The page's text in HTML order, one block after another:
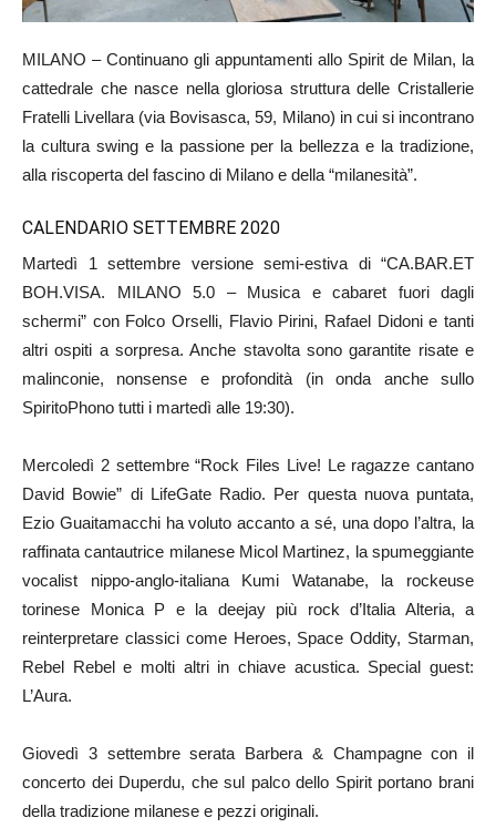
MILANO – Continuano gli appuntamenti allo Spirit de Milan, la
cattedrale che nasce nella gloriosa struttura delle Cristallerie
Fratelli Livellara (via Bovisasca, 59, Milano) in cui si incontrano
la cultura swing e la passione per la bellezza e la tradizione,
alla riscoperta del fascino di Milano e della “milanesità”.
CALENDARIO SETTEMBRE 2020
Martedì 1 settembre versione semi-estiva di “CA.BAR.ET
BOH.VISA. MILANO 5.0 – Musica e cabaret fuori dagli
schermi” con Folco Orselli, Flavio Pirini, Rafael Didoni e tanti
altri ospiti a sorpresa. Anche stavolta sono garantite risate e
malinconie, nonsense e profondità (in onda anche sullo
SpiritoPhono tutti i martedì alle 19:30).
Mercoledì 2 settembre “Rock Files Live! Le ragazze cantano
David Bowie” di LifeGate Radio. Per questa nuova puntata,
Ezio Guaitamacchi ha voluto accanto a sé, una dopo l’altra, la
raffinata cantautrice milanese Micol Martinez, la spumeggiante
vocalist nippo-anglo-italiana Kumi Watanabe, la rockeuse
torinese Monica P e la deejay più rock d’Italia Alteria, a
reinterpretare classici come Heroes, Space Oddity, Starman,
Rebel Rebel e molti altri in chiave acustica. Special guest:
L’Aura.
Giovedì 3 settembre serata Barbera & Champagne con il
concerto dei Duperdu, che sul palco dello Spirit portano brani
della tradizione milanese e pezzi originali.